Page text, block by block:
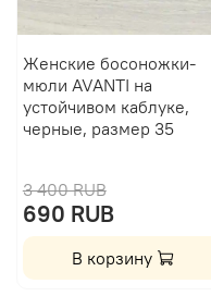
Женские босоножки-
мюли AVANTI на
устойчивом каблуке,
черные, размер 35
3 400 RUB
690 RUB
В корзину